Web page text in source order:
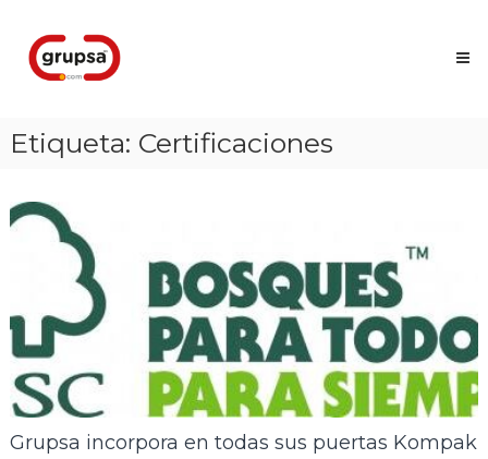
content
Accesos
que
conectan
Etiqueta: Certificaciones
Grupsa incorpora en todas sus puertas Kompak